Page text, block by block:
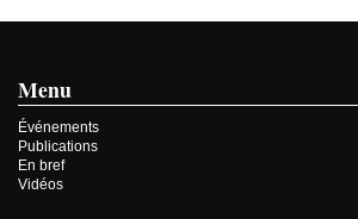
Menu
Événements
Publications
En bref
Vidéos